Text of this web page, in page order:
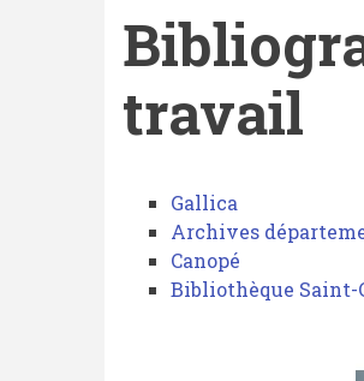
travail
Bibliographie
et
instruments
de
Gallica
Archives
Canopé
Bibliothèque Saint-